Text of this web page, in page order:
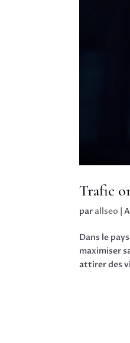
Trafic
parallseo |
Dans le
maximiser
attirer des